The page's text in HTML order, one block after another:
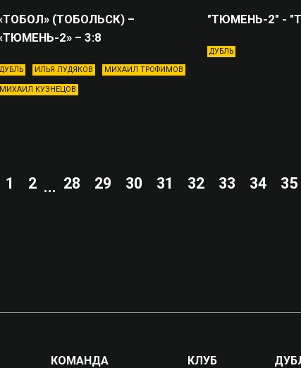
(ТОБОЛЬСК) –
2» – 3:8
ДУБЛЬ ИЛЬЯ ЛУДЯКОВ МИХАИЛ ТРОФИМОВ
МИХАИЛ КУЗНЕЦОВ
"ТЮМЕНЬ-2" -
ДУБЛЬ
1 2 ... 28 29 30 31 32 33 34 35
КОМАНДА КЛУБ